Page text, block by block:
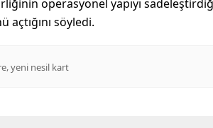
operasyonel yapıyı
söyledi.
,yeni nesil kart